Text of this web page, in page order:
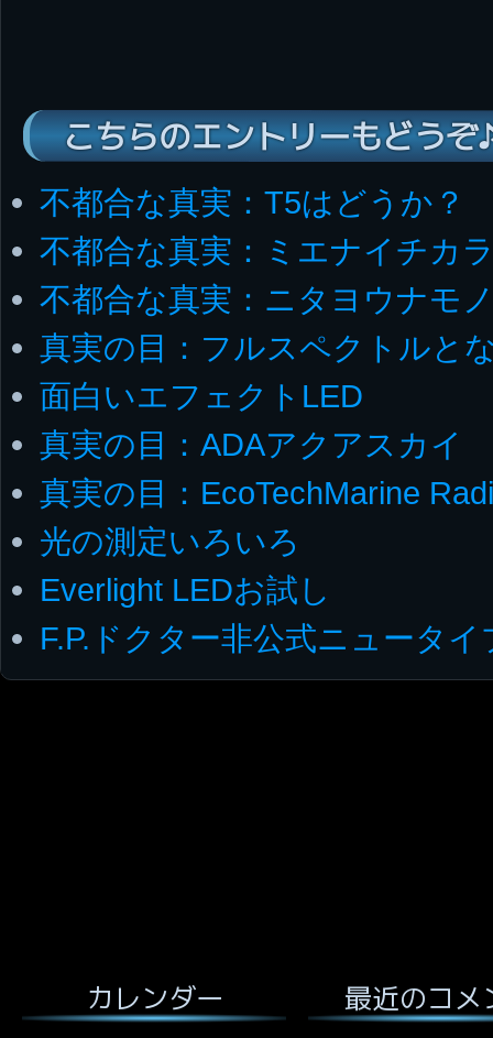
こちらのエントリーもどうぞ
不都合な真実：T5はどうか？
不都合な真実：ミエナイチカ
不都合な真実：ニタヨウナモ
真実の目：フルスペクトルと
面白いエフェクトLED
真実の目：ADAアクアスカイ
真実の目：EcoTechMarine
光の測定いろいろ
Everlight LEDお試し
F.P.ドクター非公式ニュータイ
カレンダー 最近のコメ